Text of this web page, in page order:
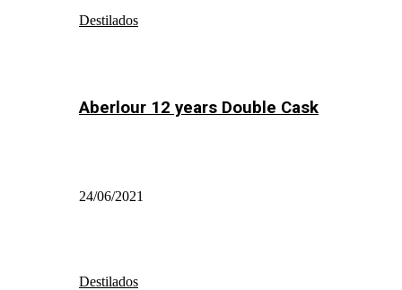
Destilados
Aberlour 12 years Double Cask
24/06/2021
Destilados